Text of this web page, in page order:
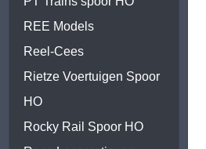
REE Models
Reel-Cees
Rietze Voertuigen Spoor
HO
Rocky Rail Spoor HO